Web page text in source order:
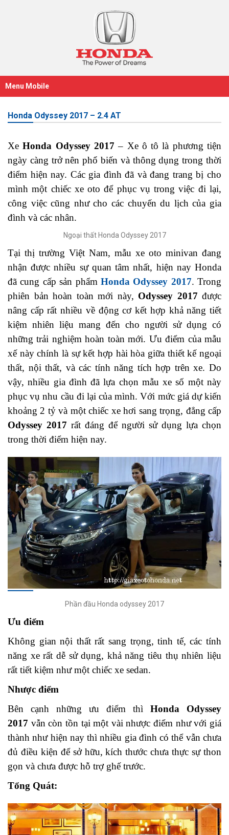
Menu Mobile
Honda Odyssey 2017 – 2.4 AT
XeHonda Odyssey 2017 – Xe ô tô là phương tiện
ngày càng trở nên phổ biến và thông dụng trong thời
điểm hiện nay. Các gia đình đã và đang trang bị cho
mình một chiếc xe oto để phục vụ trong việc đi lại,
công việc cũng như cho các chuyến du lịch của gia
đình và các nhân.
Ngoại thất Honda Odyssey 2017
Tại thị trường Việt Nam, mẫu xe oto minivan đang
nhận được nhiều sự quan tâm nhất, hiện nay Honda
đã cung cấp sản phẩm Honda Odyssey 2017. Trong
phiên bản hoàn toàn mới này, Odyssey 2017 được
nâng cấp rất nhiều về động cơ kết hợp khả năng tiết
kiệm nhiên liệu mang đến cho người sử dụng có
những trải nghiệm hoàn toàn mới. Ưu điểm của mẫu
xế này chính là sự kết hợp hài hòa giữa thiết kế ngoại
thất, nội thất, và các tính năng tích hợp trên xe. Do
vậy, nhiều gia đình đã lựa chọn mẫu xe số một này
phục vụ nhu cầu đi lại của mình. Với mức giá dự kiến
khoảng 2 tỷ và một chiếc xe hơi sang trọng, đẳng cấp
Odyssey 2017 rất đáng để người sử dụng lựa chọn
trong thời điểm hiện nay.
Phần đầu Honda odyssey 2017
Ưu điểm
Không gian nội thất rất sang trọng, tinh tế, các tính
năng xe rất dễ sử dụng, khả năng tiêu thụ nhiên liệu
rất tiết kiệm như một chiếc xe sedan.
Nhược điểm
Bên cạnh những ưu điểm thì Honda Odyssey
2017 vẫn còn tồn tại một vài nhược điểm như với giá
thành như hiện nay thì nhiều gia đình có thể vẫn chưa
đủ điều kiện để sở hữu, kích thước chưa thực sự thon
gọn và chưa được hỗ trợ ghế trước.
Tổng Quát: